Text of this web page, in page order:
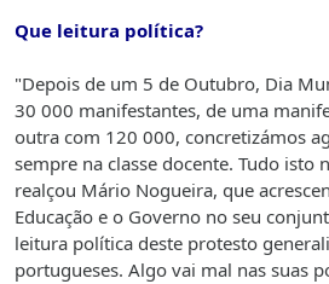
Que leitura política?
"Depois de um 5 de Outubro, Dia
30 000 manifestantes, de uma
outra com 120 000, concretizámos
sempre na classe docente. Tudo isto
realçou Mário Nogueira, que
Educação e o Governo no seu
leitura política deste protesto
portugueses. Algo vai mal nas suas